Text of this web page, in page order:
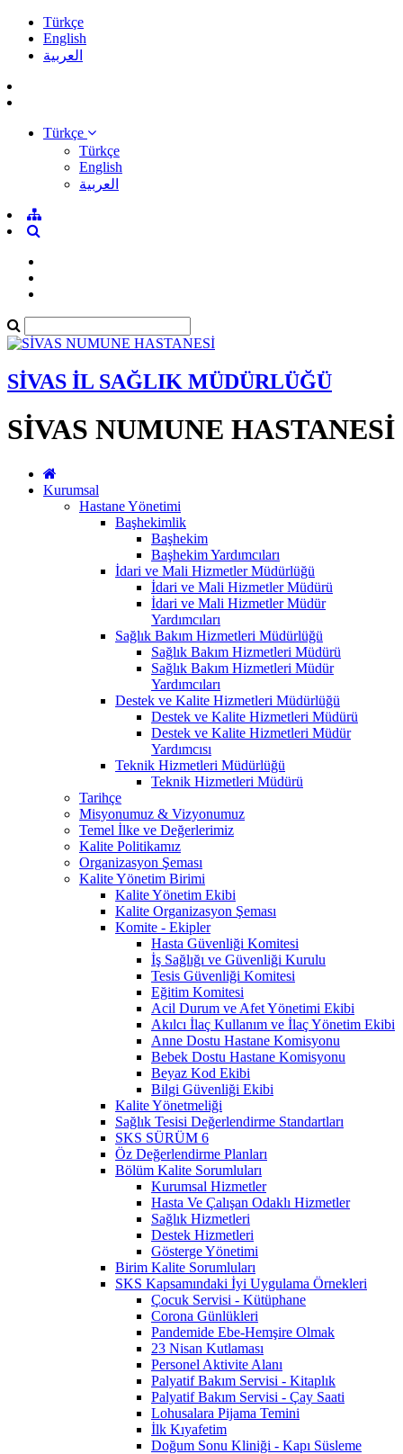
Türkçe
English
العربية
Türkçe
Türkçe
English
العربية
SİVAS İL SAĞLIK MÜDÜRLÜĞÜ
SİVAS NUMUNE HASTANESİ
Kurumsal
Hastane Yönetimi
Başhekimlik
Başhekim
Başhekim Yardımcıları
İdari ve Mali Hizmetler Müdürlüğü
İdari ve Mali Hizmetler Müdürü
İdari ve Mali Hizmetler Müdür
Yardımcıları
Sağlık Bakım Hizmetleri Müdürlüğü
Sağlık Bakım Hizmetleri Müdürü
Sağlık Bakım Hizmetleri Müdür
Yardımcıları
Destek ve Kalite Hizmetleri Müdürlüğü
Destek ve Kalite Hizmetleri Müdürü
Destek ve Kalite Hizmetleri Müdür
Yardımcısı
Teknik Hizmetleri Müdürlüğü
Teknik Hizmetleri Müdürü
Tarihçe
Misyonumuz & Vizyonumuz
Temel İlke ve Değerlerimiz
Kalite Politikamız
Organizasyon Şeması
Kalite Yönetim Birimi
Kalite Yönetim Ekibi
Kalite Organizasyon Şeması
Komite - Ekipler
Hasta Güvenliği Komitesi
İş Sağlığı ve Güvenliği Kurulu
Tesis Güvenliği Komitesi
Eğitim Komitesi
Acil Durum ve Afet Yönetimi Ekibi
Akılcı İlaç Kullanım ve İlaç Yönetim Ekibi
Anne Dostu Hastane Komisyonu
Bebek Dostu Hastane Komisyonu
Beyaz Kod Ekibi
Bilgi Güvenliği Ekibi
Kalite Yönetmeliği
Sağlık Tesisi Değerlendirme Standartları
SKS SÜRÜM 6
Öz Değerlendirme Planları
Bölüm Kalite Sorumluları
Kurumsal Hizmetler
Hasta Ve Çalışan Odaklı Hizmetler
Sağlık Hizmetleri
Destek Hizmetleri
Gösterge Yönetimi
Birim Kalite Sorumluları
SKS Kapsamındaki İyi Uygulama Örnekleri
Çocuk Servisi - Kütüphane
Corona Günlükleri
Pandemide Ebe-Hemşire Olmak
23 Nisan Kutlaması
Personel Aktivite Alanı
Palyatif Bakım Servisi - Kitaplık
Palyatif Bakım Servisi - Çay Saati
Lohusalara Pijama Temini
İlk Kıyafetim
Doğum Sonu Kliniği - Kapı Süsleme